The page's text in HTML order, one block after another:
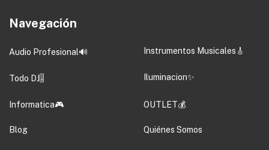
Navegación
Audio Profesional🔊 Instrumentos Musicales🎸
Todo DJ🎚️ Iluminacion✨
Informatica🎮 OUTLET💰
Blog Quiénes Somos